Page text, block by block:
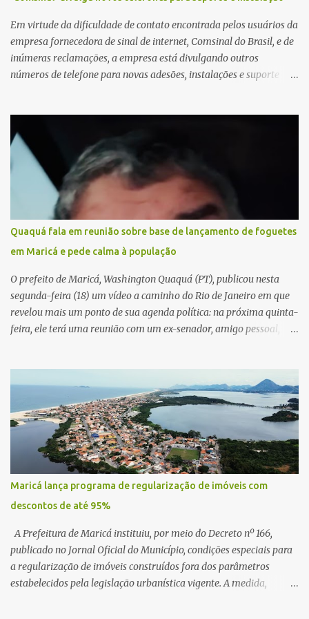
Em virtude da dificuldade de contato encontrada pelos usuários da
empresa fornecedora de sinal de internet, Comsinal do Brasil, e de
inúmeras reclamações, a empresa está divulgando outros
números de telefone para novas adesões, instalações e suporte
Quaquá fala em reunião sobre base de lançamento de foguetes
em Maricá e pede calma à população
O prefeito de Maricá, Washington Quaquá (PT), publicou nesta
segunda-feira (18) um vídeo a caminho do Rio de Janeiro em que
revelou mais um ponto de sua agenda política: na próxima quinta-
feira, ele terá uma reunião com um ex-senador, amigo pessoal,
atenção pela ousadia do projeto, que colocaria Maricá em um
novo patamar de visibilidade tecnológica e estratégica. Segundo
Quaquá, a conversa será o início de um debate maior sobre a
viabilidade dessa estrutura na cidade. Durante o vídeo, o prefeito
também respondeu às críticas que vem recebendo. Segundo ele,
muitas pessoas estão dizendo que promete muito, mas não estaria
entregando resultados imediatos. Quaquá pediu paciência e
garantiu que os frutos começarão a aparecer em breve. “O pessoal
fala que eu prometo muito, mas não faço nada. Eu digo: calma.
Vocês Esperam, daqui a um ano o que será feito em Mari...
Maricá lança programa de regularização de imóveis com
descontos de até 95%
A Prefeitura de Maricá instituiu, por meio do Decreto nº 166,
publicado no Jornal Oficial do Município, condições especiais para
a regularização de imóveis construídos fora dos parâmetros
estabelecidos pela legislação urbanística vigente. A medida,